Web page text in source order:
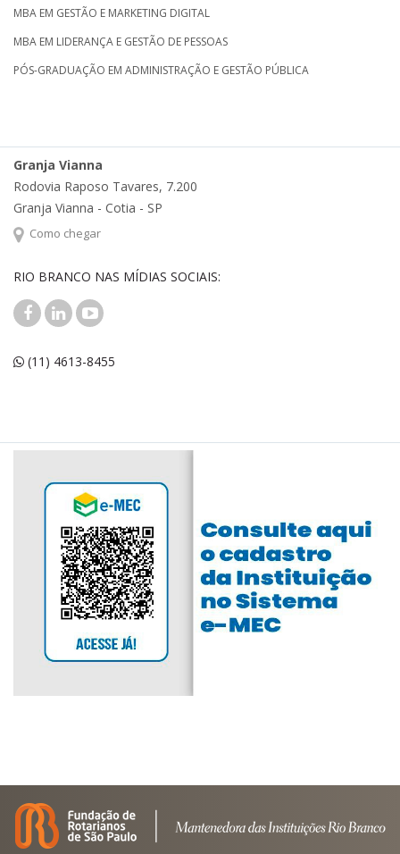
MBA EM GESTÃO E MARKETING DIGITAL
MBA EM LIDERANÇA E GESTÃO DE PESSOAS
PÓS-GRADUAÇÃO EM ADMINISTRAÇÃO E GESTÃO PÚBLICA
Granja Vianna
Rodovia Raposo Tavares, 7.200
Granja Vianna - Cotia - SP
Como chegar
RIO BRANCO NAS MÍDIAS SOCIAIS:
(11) 4613-8455